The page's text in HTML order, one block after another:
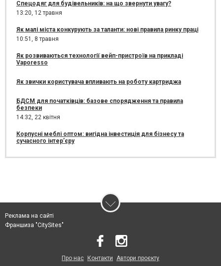
Спецодяг для будівельників: на що звернути увагу?
13:20, 12 травня
Як малі міста конкурують за таланти: нові правила ринку праці
10:51, 8 травня
Як розвиваються технології вейп-пристроїв на прикладі
Vaporesso
Як звички користувача впливають на роботу картриджа
БДСМ для початківців: базове спорядження та правила
безпеки
14:32, 22 квітня
Корпусні меблі оптом: вигідна інвестиція для бізнесу та
сучасного інтер’єру
Реклама на сайті
Франшиза "CitySites"
Про нас Контакти Автори проєкту